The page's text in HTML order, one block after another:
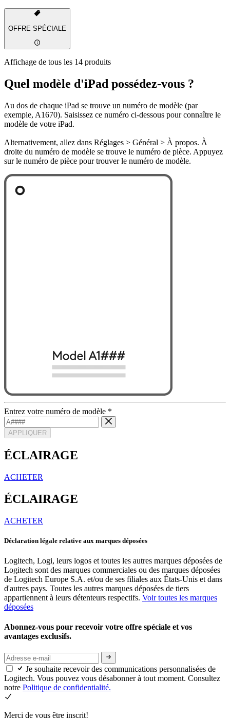
OFFRE SPÉCIALE
Affichage de tous les 14 produits
Quel modèle d'iPad possédez-vous ?
Au dos de chaque iPad se trouve un numéro de modèle (par
exemple, A1670). Saisissez ce numéro ci-dessous pour connaître le
modèle de votre iPad.
Alternativement, allez dans Réglages > Général > À propos. À
droite du numéro de modèle se trouve le numéro de pièce. Appuyez
sur le numéro de pièce pour trouver le numéro de modèle.
Entrez votre numéro de modèle *
APPLIQUER
ÉCLAIRAGE
ACHETER
ÉCLAIRAGE
ACHETER
Déclaration légale relative aux marques déposées
Logitech, Logi, leurs logos et toutes les autres marques déposées de
Logitech sont des marques commerciales ou des marques déposées
de Logitech Europe S.A. et/ou de ses filiales aux États-Unis et dans
d'autres pays. Toutes les autres marques déposées de tiers
appartiennent à leurs détenteurs respectifs. Voir toutes les marques
déposées
Abonnez-vous pour recevoir votre offre spéciale et vos
avantages exclusifs.
Je souhaite recevoir des communications personnalisées de
Logitech. Vous pouvez vous désabonner à tout moment. Consultez
notre Politique de confidentialité.
Merci de vous être inscrit!